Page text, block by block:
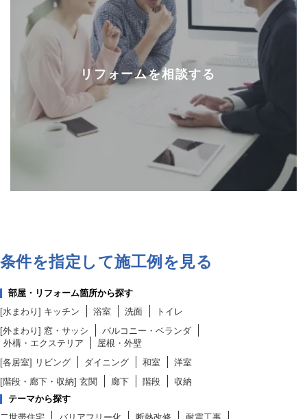
リフォームを相談する
条件を指定して施工例を見る
部屋・リフォーム箇所から探す
[水まわり] キッチン 浴室 洗面
トイレ
[外まわり] 窓・サッシ
バルコニー・ベランダ
外構・エクステリア
屋根・外壁
[各居室] リビング ダイニング 和室
洋室
[階段・廊下・収納] 玄関 廊下 階段
収納
テーマから探す